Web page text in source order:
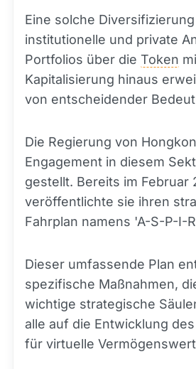
Eine solche
institutionelle und private
Portfolios über die Token
Kapitalisierung hinaus
von entscheidender
Die Regierung von
Engagement in diesem
gestellt. Bereits im Februar
veröffentlichte sie ihren
Fahrplan namens 'A-S-P-I-
Dieser umfassende Plan
spezifische Maßnahmen,
wichtige strategische
alle auf die Entwicklung
für virtuelle